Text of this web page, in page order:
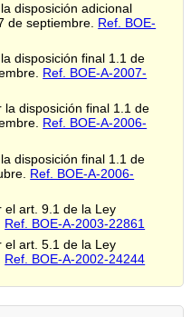
disposición adicional
de septiembre. Ref. BOE-
disposición final 1.1 de
Ref. BOE-A-2007-
disposición final 1.1 de
Ref. BOE-A-2006-
disposición final 1.1 de
Ref. BOE-A-2006-
el art. 9.1 de la Ley
Ref. BOE-A-2003-22861
el art. 5.1 de la Ley
Ref. BOE-A-2002-24244